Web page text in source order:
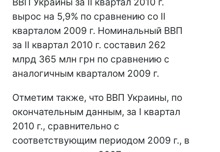
вырос на 5,9% по сравнению со II
кварталом 2009 г. Номинальный ВВП
за II квартал 2010 г. составил 262
млрд 365 млн грн по сравнению с
аналогичным кварталом 2009 г.
Отметим также, что ВВП Украины, по
окончательным данным, за I квартал
2010 г., сравнительно с
соответствующим периодом 2009 г., в